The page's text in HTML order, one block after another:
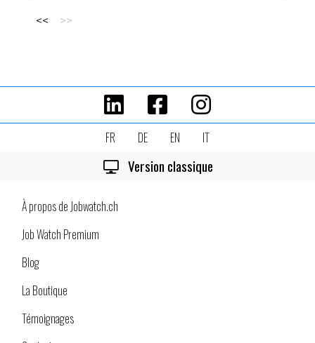
FR DE EN IT
Version classique
À propos de Jobwatch.ch
Job Watch Premium
Blog
La Boutique
Témoignages